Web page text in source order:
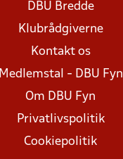
DBU Bredde
Klubrådgiverne
Kontakt os
Medlemstal - DBU Fyn
Om DBU Fyn
Privatlivspolitik
Cookiepolitik